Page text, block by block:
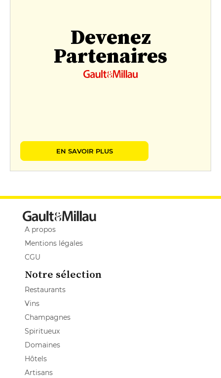
Devenez
Partenaires
EN SAVOIR PLUS
A propos
Mentions légales
CGU
Notre sélection
Restaurants
Vins
Champagnes
Spiritueux
Domaines
Hôtels
Artisans